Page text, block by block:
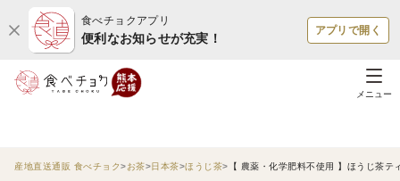
食べチョクアプリ
便利なお知らせが充実！
アプリで開く
メニュー
産地直送通販 食べチョク お茶 日本茶 ほうじ茶 【 農薬・化学肥料不使用 】ほうじ茶